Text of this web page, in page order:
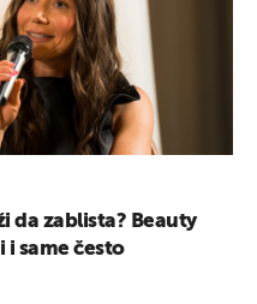
da zablista? Beauty
same često